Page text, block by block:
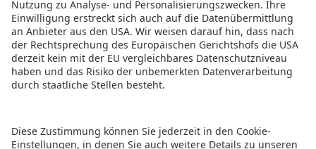
toys/markt-tokyo/.
PRESSEMITTEILUNG ALS PDF HERUNTERLADEN